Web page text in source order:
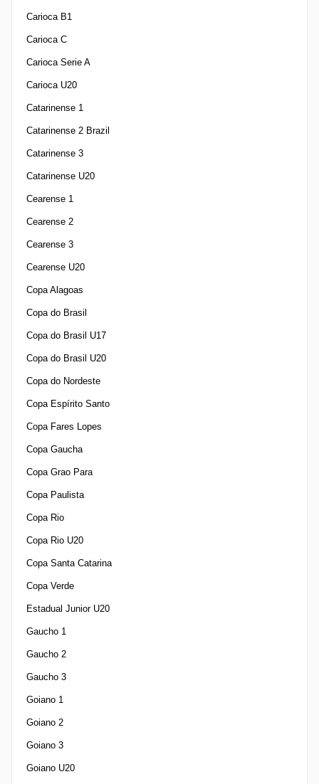
Carioca B1
Carioca C
Carioca Serie A
Carioca U20
Catarinense 1
Catarinense 2 Brazil
Catarinense 3
Catarinense U20
Cearense 1
Cearense 2
Cearense 3
Cearense U20
Copa Alagoas
Copa do Brasil
Copa do Brasil U17
Copa do Brasil U20
Copa do Nordeste
Copa Espírito Santo
Copa Fares Lopes
Copa Gaucha
Copa Grao Para
Copa Paulista
Copa Rio
Copa Rio U20
Copa Santa Catarina
Copa Verde
Estadual Junior U20
Gaucho 1
Gaucho 2
Gaucho 3
Goiano 1
Goiano 2
Goiano 3
Goiano U20